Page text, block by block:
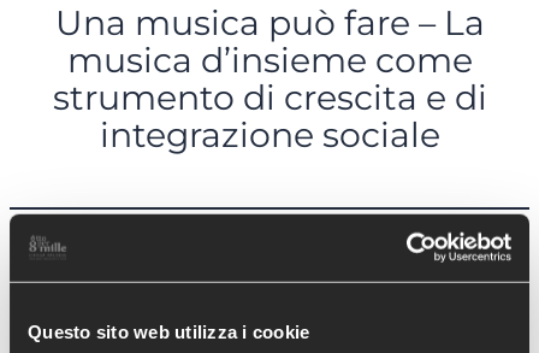
Questo sito web utilizza i cookie
Una musica può fare – La
musica d’insieme come
strumento di crescita e di
integrazione sociale
Undici contro tutti